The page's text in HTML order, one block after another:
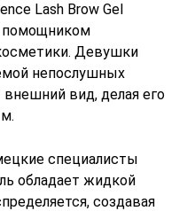
Lash Brow Gel
помощником
Девушки
непослушных
вид, делая его
специалисты
обладает жидкой
создавая